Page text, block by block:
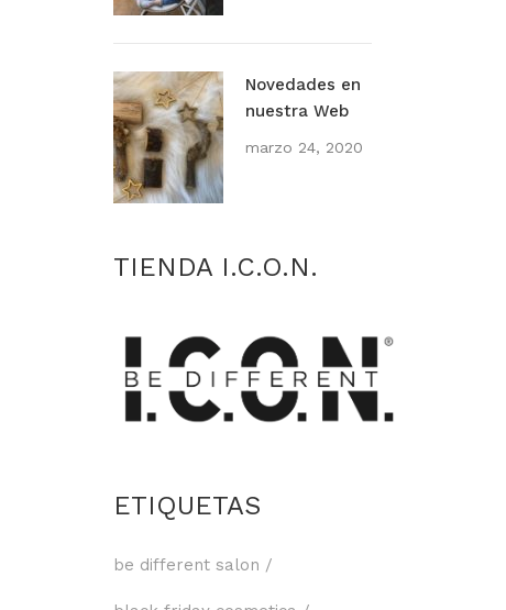
Novedades en
nuestra Web
marzo 24, 2020
TIENDA I.C.O.N.
ETIQUETAS
be different salon